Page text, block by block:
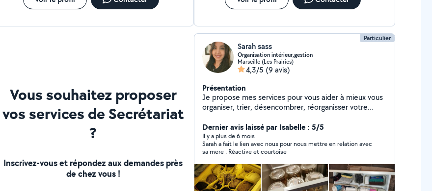
Velouté de lentilles corail au curry, velouté de
galettes de légumes ... N'hésitez pas à me contacter
Vous souhaitez proposer
vos services de Secrétariat
?
Inscrivez-vous et répondez aux demandes près
de chez vous !
Particulier
Sarah sass
Organisation intérieur,gestion
Marseille (Les Prairies)
4,3/5 (9 avis)
Présentation
Je propose mes services pour vous aider à mieux vous
organiser, trier, désencombrer, réorganisser votre
administratives, et dans la gestion de vos locations
immobilières (visites entrées sorties..) Enfin, j'ai
également de l'expérience auprès des enfants de tout
âge (bafa, garde à domicile) je suis disponible pour des
week-ends, soirées et vacances scolaires. Je suis
véhiculée et ai pas mal de disponibilités. N'hésitez à
me contacter ;)
Dernier avis laissé par Isabelle : 5/5
Il y a plus de 6 mois
Sarah a fait le lien avec nous pour nous mettre en relation avec
sa mere . Réactive et courtoise